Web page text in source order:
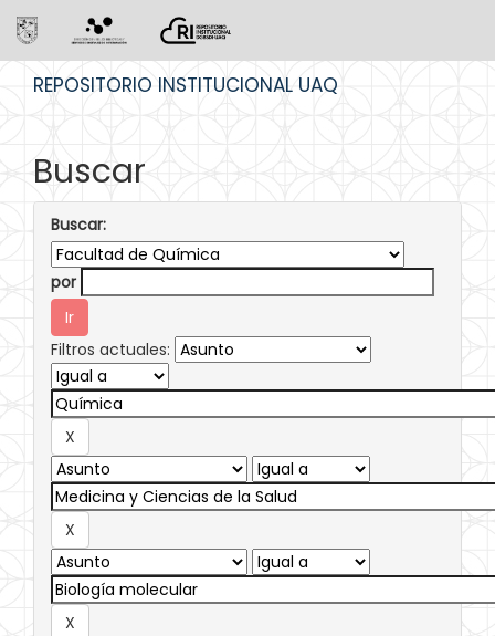
REPOSITORIO INSTITUCIONAL UAQ
Buscar
Buscar:
por
Filtros actuales: